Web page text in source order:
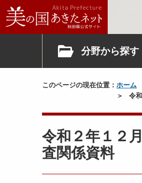
分野から探す
このページの現在位置： ホーム
令
令和２年１２
査関係資料